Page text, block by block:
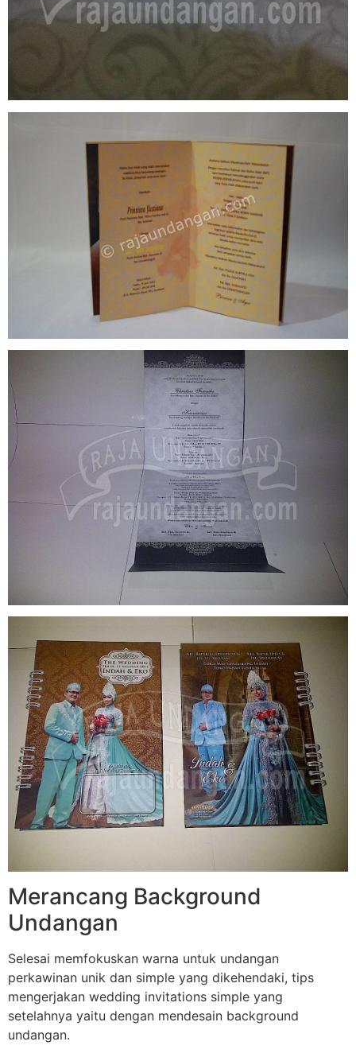
Merancang Background
Undangan
Selesai memfokuskan warna untuk undangan
perkawinan unik dan simple yang dikehendaki, tips
mengerjakan wedding invitations simple yang
setelahnya yaitu dengan mendesain background
undangan.